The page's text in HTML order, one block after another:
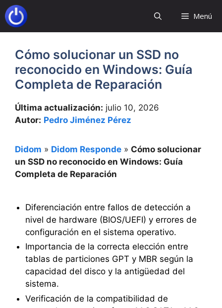
Saltar
al
contenido
Menú
Cómo solucionar un SSD no
reconocido en Windows: Guía
Completa de Reparación
Última actualización: julio 10, 2026
Autor: Pedro Jiménez Pérez
Didom » Didom Responde » Cómo solucionar
un SSD no reconocido en Windows: Guía
Completa de Reparación
Diferenciación entre fallos de detección a
nivel de hardware (BIOS/UEFI) y errores de
configuración en el sistema operativo.
Importancia de la correcta elección entre
tablas de particiones GPT y MBR según la
capacidad del disco y la antigüedad del
sistema.
Verificación de la compatibilidad de